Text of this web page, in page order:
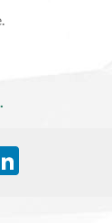
LinkedIn